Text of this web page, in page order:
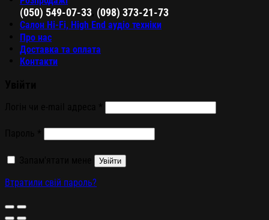
(050) 549-07-33 (098) 373-21-73
Салон Hi-Fi, High End аудіо техніки
Про нас
Доставка та оплата
Контакти
Увійти
Втратили свій пароль?